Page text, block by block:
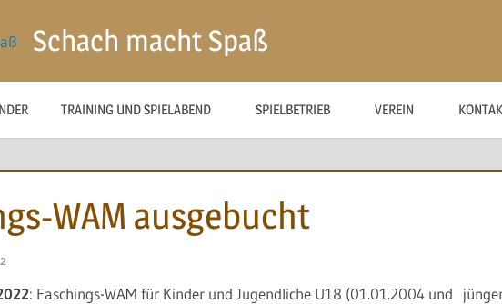
Schach macht Spaß
TRAINING UND SPIELABEND SPIELBETRIEB VEREIN
WAM ausgebucht
: Faschings-WAM für Kinder und Jugendliche U18 (01.01.2004 und